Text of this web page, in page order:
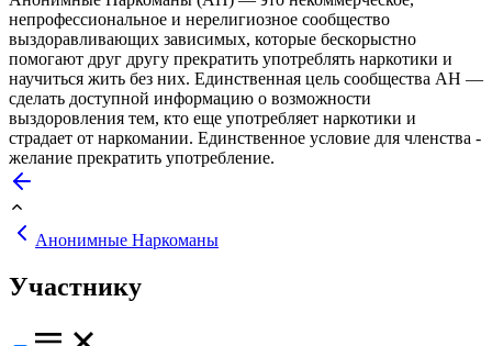
непрофессиональное и нерелигиозное сообщество
выздоравливающих зависимых, которые бескорыстно
помогают друг другу прекратить употреблять наркотики и
научиться жить без них. Единственная цель сообщества АН —
сделать доступной информацию о возможности
выздоровления тем, кто еще употребляет наркотики и
страдает от наркомании. Единственное условие для членства -
желание прекратить употребление.
Анонимные Наркоманы
Участнику